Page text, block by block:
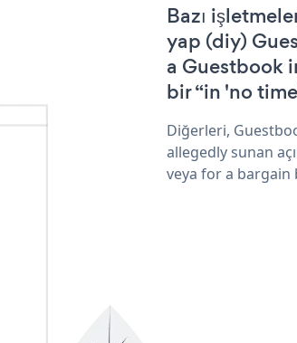
Bazı
yap (diy)
a Guestbook
bir “in 'no
Diğerleri,
allegedly sunan
veya for a bargain